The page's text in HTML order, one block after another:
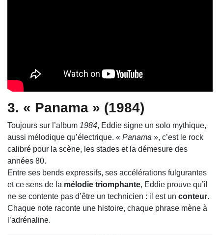
3. « Panama » (1984)
Toujours sur l’album 1984, Eddie signe un solo mythique,
aussi mélodique qu’électrique. « Panama », c’est le rock
calibré pour la scène, les stades et la démesure des
années 80.
Entre ses bends expressifs, ses accélérations fulgurantes
et ce sens de la mélodie triomphante, Eddie prouve qu’il
ne se contente pas d’être un technicien : il est un conteur.
Chaque note raconte une histoire, chaque phrase mène à
l’adrénaline.